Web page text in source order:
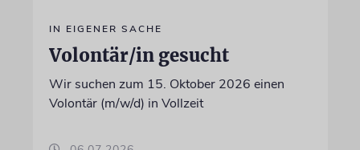
IN EIGENER SACHE
Volontär/in gesucht
Wir suchen zum 15. Oktober 2026 einen
Volontär (m/w/d) in Vollzeit